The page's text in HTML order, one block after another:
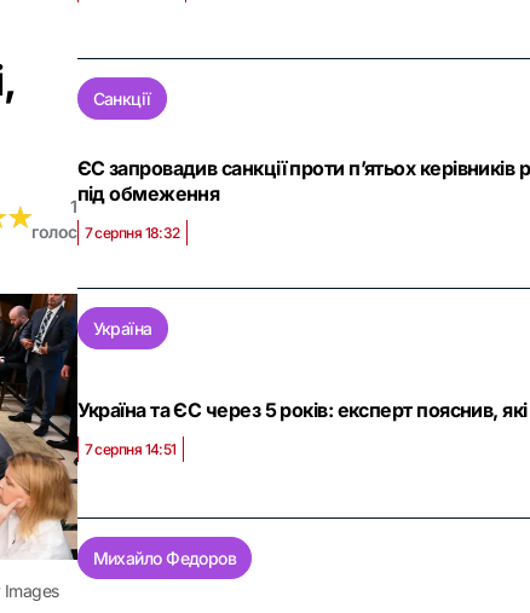
★
★
1
голос
Санкції
ЄС запровадив санкції проти п’ятьох
під обмеження
7 серпня 18:32
Україна
Україна та ЄС через 5 років: експерт пояснив,
7 серпня 14:51
Михайло Федоров